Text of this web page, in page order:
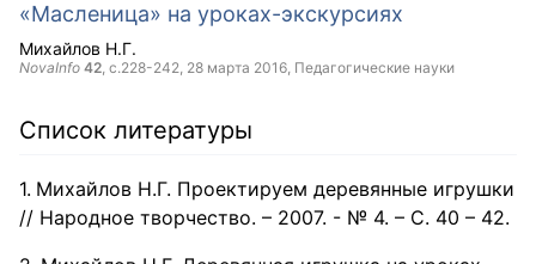
«Масленица» на уроках-экскурсиях
Михайлов Н.Г.
NovaInfo 42, с.228-242, 28 марта 2016, Педагогические науки
Список литературы
Михайлов Н.Г. Проектируем деревянные игрушки
// Народное творчество. – 2007. - № 4. – С. 40 – 42.